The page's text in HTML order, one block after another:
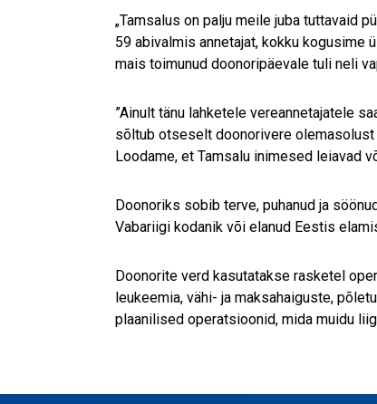
„Tamsalus on palju meile juba tuttavaid
59 abivalmis annetajat, kokku kogusime
mais toimunud doonoripäevale tuli neli
”Ainult tänu lahketele vereannetajatele
sõltub otseselt doonorivere olemasolust
Loodame, et Tamsalu inimesed leiavad
Doonoriks sobib terve, puhanud ja
Vabariigi kodanik või elanud Eestis
Doonorite verd kasutatakse rasketel
leukeemia, vähi- ja maksahaiguste,
plaanilised operatsioonid, mida muidu